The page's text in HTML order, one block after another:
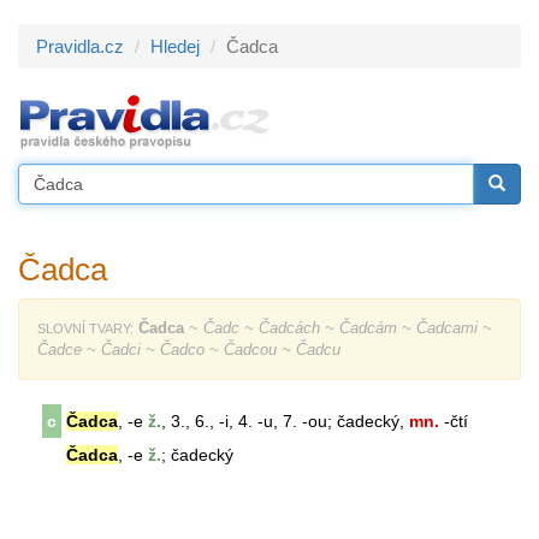
Pravidla.cz Hledej Čadca
Čadca
SLOVNÍ TVARY: Čadca ~ Čadc ~ Čadcách ~ Čadcám ~ Čadcami ~
Čadce ~ Čadci ~ Čadco ~ Čadcou ~ Čadcu
c Čadca , -e ž. , 3., 6., -i, 4. -u, 7. -ou; čadecký, mn. -čtí
Čadca , -e ž.; čadecký